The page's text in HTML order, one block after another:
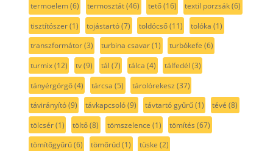
termoelem(6) termosztát(46) tető(16) textil porzsák(6)
tisztítószer(1) tojástartó(7) toldócső(11) tolóka (1)
transzformátor(3) turbina csavar(1) turbókefe (6)
turmix(12) tv(9) tál (7) tálca (4) tálfedél (3)
tányérgörgő(4) tárcsa (5) tárolórekesz (37)
távirányító(9) távkapcsoló(9) távtartó gyűrű(1) tévé (8)
tölcsér(1) töltő(8) tömszelence (1) tömítés (67)
tömítőgyűrű(6) tömőrúd(1) tüske (2)